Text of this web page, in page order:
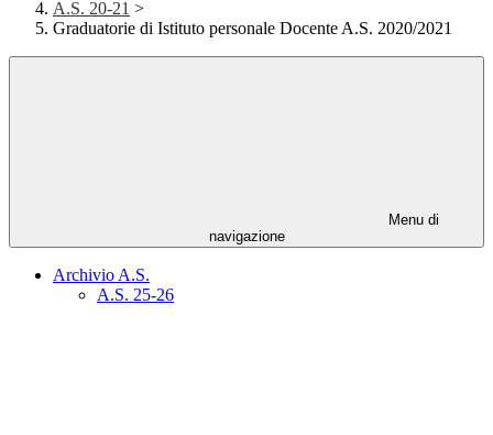
A.S. 20-21 >
Graduatorie di Istituto personale Docente A.S. 2020/2021
Menu di
navigazione
Archivio A.S.
A.S. 25-26